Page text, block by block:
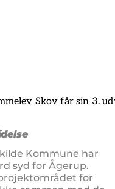
Skov får sin 3.
Kommune har
syd for Ågerup.
for